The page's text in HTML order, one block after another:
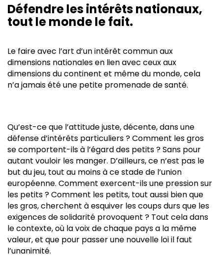
Défendre les intérêts nationaux,
tout le monde le fait.
Le faire avec l’art d’un intérêt commun aux
dimensions nationales en lien avec ceux aux
dimensions du continent et même du monde, cela
n’a jamais été une petite promenade de santé.
Qu’est-ce que l’attitude juste, décente, dans une
défense d’intérêts particuliers ? Comment les gros
se comportent-ils à l’égard des petits ? Sans pour
autant vouloir les manger. D’ailleurs, ce n’est pas le
but du jeu, tout au moins à ce stade de l’union
européenne. Comment exercent-ils une pression sur
les petits ? Comment les petits, tout aussi bien que
les gros, cherchent à esquiver les coups durs que les
exigences de solidarité provoquent ? Tout cela dans
le contexte, où la voix de chaque pays a la même
valeur, et que pour passer une nouvelle loi il faut
l’unanimité.